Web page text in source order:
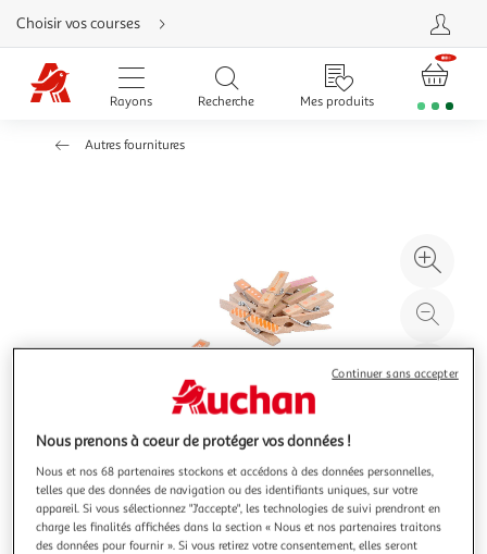
Aller
directement
au
contenu
Aller
directement
Aller
Choisir vos courses
Rayons Recherche Mes produits
Autres fournitures
à
Illustration
précédente
Illustration
suivante
Nous prenons à coeur de protéger vos données !
Nous et nos 68 partenaires stockons et accédons à des données personnelles,
telles que des données de navigation ou des identifiants uniques, sur votre
appareil. Si vous sélectionnez "J'accepte", les technologies de suivi prendront en
charge les finalités affichées dans la section « Nous et nos partenaires traitons
des données pour fournir ». Si vous retirez votre consentement, elles seront
Continuer sans accepter